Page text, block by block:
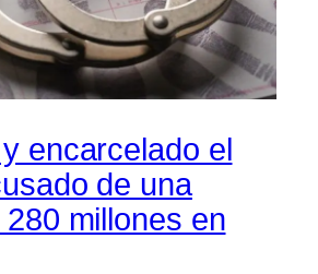
encarcelado el
de una
millones en